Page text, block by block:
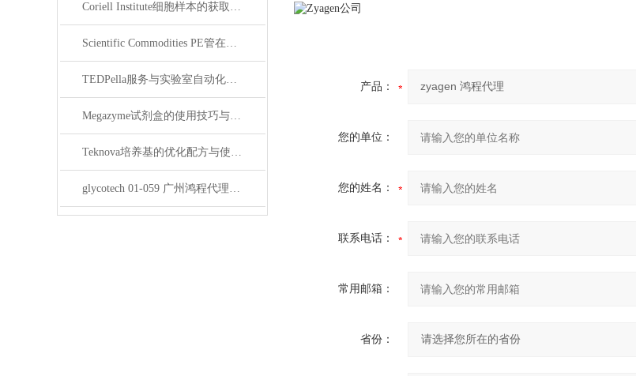
Coriell Institute细胞样本的获取与应用指南
Scientific Commodities PE管在环保实验中的作用
TEDPella服务与实验室自动化设备的整合
Megazyme试剂盒的使用技巧与实验优化方法
Teknova培养基的优化配方与使用技巧
glycotech 01-059 广州鸿程代理：开启糖生物学研究新征程
产品：
您的单位：
您的姓名：
联系电话：
常用邮箱：
省份：